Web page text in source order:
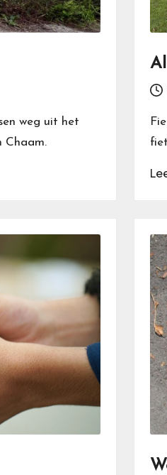
weg uit het
Chaam.